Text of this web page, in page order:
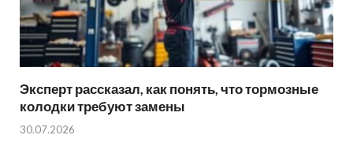
Эксперт рассказал, как понять, что тормозные
колодки требуют замены
30.07.2026